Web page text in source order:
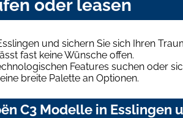
oder leasen
und sichern Sie sich Ihren
fast keine Wünsche offen.
Features suchen oder
breite Palette an Optionen.
C3 Modelle in Esslingen